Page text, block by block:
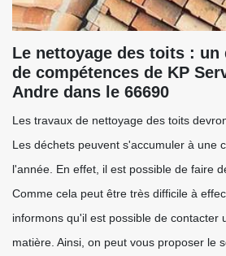
Le nettoyage des toits : un
de compétences de KP
Andre dans le 66690
Les travaux de nettoyage des toits
Les déchets peuvent s'accumuler à une
l'année. En effet, il est possible de faire
Comme cela peut être très difficile à
informons qu'il est possible de contacter
matière. Ainsi, on peut vous proposer le